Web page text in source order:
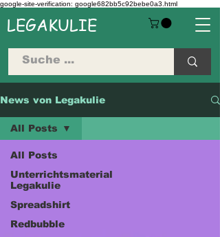
google-site-verification: google682bb5c92bebe0a3.html
LEGAKULIE
News von Legakulie
All Posts
Unterrichtsmaterial
Legakulie
Spreadshirt
Redbubble
All Posts